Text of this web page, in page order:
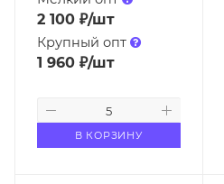
2 100 ₽/шт
Крупный опт
1 960 ₽/шт
В КОРЗИНУ